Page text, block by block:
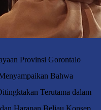
Provinsi Gorontalo
Bahwa
Terutama dalam
Harapan Beliau Konsep